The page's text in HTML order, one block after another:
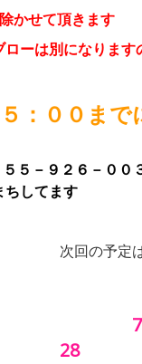
せて頂きます
別になりますの
：００まで
５５－９２６－０
ちしてます
次回の予定
28